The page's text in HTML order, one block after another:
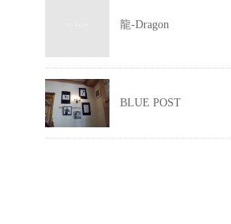
龍-Dragon
BLUE POST